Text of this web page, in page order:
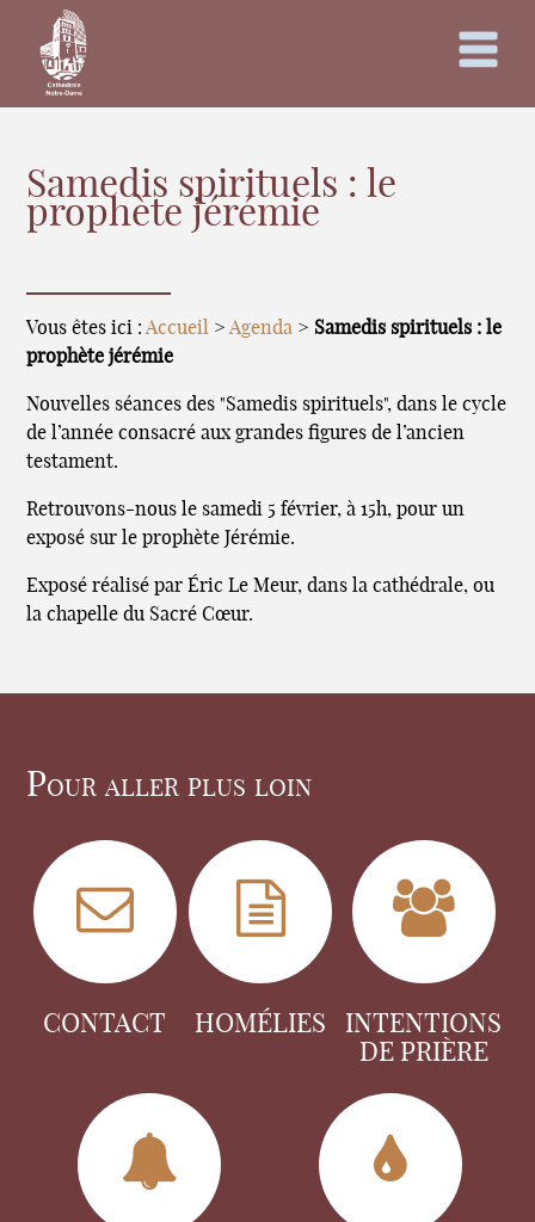
Samedis spirituels : le
prophète jérémie
Vous êtes ici :Accueil >Agenda > Samedis spirituels : le
prophète jérémie
Nouvelles séances des "Samedis spirituels", dans le cycle
de l’année consacré aux grandes figures de l’ancien
testament.
Retrouvons-nous le samedi 5 février, à 15h, pour un
exposé sur le prophète Jérémie.
Exposé réalisé par Éric Le Meur, dans la cathédrale, ou
la chapelle du Sacré Cœur.
Pour aller plus loin
CONTACT HOMÉLIES
INTENTIONS
DE PRIÈRE